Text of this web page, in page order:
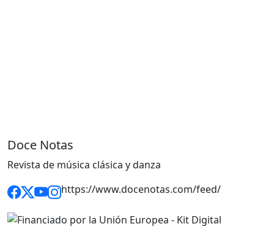
Doce Notas
Revista de música clásica y danza
https://www.docenotas.com/feed/